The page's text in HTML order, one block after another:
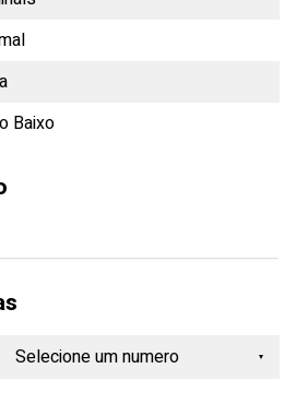
Baixo
Selecione um numero